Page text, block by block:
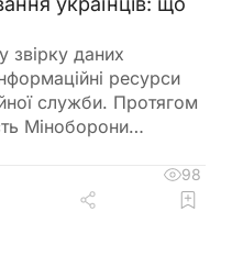
звірку даних
ресурси
служби. Протягом
Міноборони
про місце роботи,
Паралельно ДМС
98